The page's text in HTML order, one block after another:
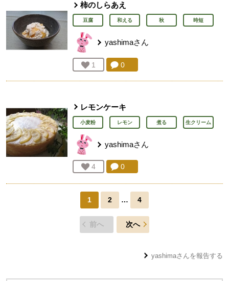
柿のしらあえ
豆腐 和える 秋 時短
yashimaさん
お気に入り登録：
1 人が登録コメント：
0
レモンケーキ
小麦粉 レモン 煮る 生クリーム
yashimaさん
お気に入り登録：
4 人が登録コメント：
0
1 2 … 4
前へ 次へ
yashimaさんを報告する